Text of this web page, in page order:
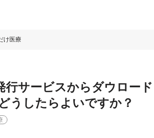
け医療
行サービスからダウロー
うしたらよいですか？